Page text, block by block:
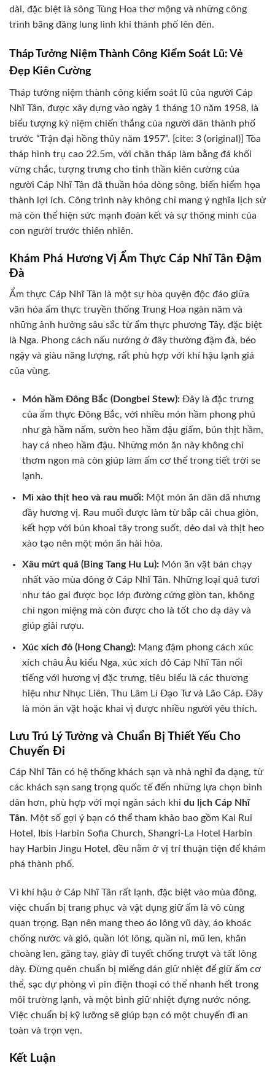
dài, đặc biệt là sông Tùng Hoa thơ mộng và những công
trình băng đăng lung linh khi thành phố lên đèn.
Tháp Tưởng Niệm Thành Công Kiểm Soát Lũ: Vẻ
Đẹp Kiên Cường
Tháp tưởng niệm thành công kiểm soát lũ của người Cáp
Nhĩ Tân, được xây dựng vào ngày 1 tháng 10 năm 1958, là
biểu tượng kỷ niệm chiến thắng của người dân thành phố
trước “Trận đại hồng thủy năm 1957”. [cite: 3 (original)] Tòa
tháp hình trụ cao 22.5m, với chân tháp làm bằng đá khối
vững chắc, tượng trưng cho tinh thần kiên cường của
người Cáp Nhĩ Tân đã thuần hóa dòng sông, biến hiểm họa
thành lợi ích. Công trình này không chỉ mang ý nghĩa lịch sử
mà còn thể hiện sức mạnh đoàn kết và sự thông minh của
con người trước thiên nhiên.
Khám Phá Hương Vị Ẩm Thực Cáp Nhĩ Tân Đậm
Đà
Ẩm thực Cáp Nhĩ Tân là một sự hòa quyện độc đáo giữa
văn hóa ẩm thực truyền thống Trung Hoa ngàn năm và
những ảnh hưởng sâu sắc từ ẩm thực phương Tây, đặc biệt
là Nga. Phong cách nấu nướng ở đây thường đậm đà, béo
ngậy và giàu năng lượng, rất phù hợp với khí hậu lạnh giá
của vùng.
Món hầm Đông Bắc (Dongbei Stew):Đây là đặc trưng
của ẩm thực Đông Bắc, với nhiều món hầm phong phú
như gà hầm nấm, sườn heo hầm đậu giấm, bún thịt hầm,
hay cá nheo hầm đậu. Những món ăn này không chỉ
thơm ngon mà còn giúp làm ấm cơ thể trong tiết trời se
lạnh.
Mì xào thịt heo và rau muối:Một món ăn dân dã nhưng
đầy hương vị. Rau muối được làm từ bắp cải chua giòn,
kết hợp với bún khoai tây trong suốt, dẻo dai và thịt heo
xào tạo nên một món ăn hài hòa.
Xâu mứt quả (Bing Tang Hu Lu):Món ăn vặt bán chạy
nhất vào mùa đông ở Cáp Nhĩ Tân. Những loại quả tươi
như táo gai được bọc lớp đường cứng giòn tan, không
chỉ ngon miệng mà còn được cho là tốt cho dạ dày và
giúp giải rượu.
Xúc xích đỏ (Hong Chang):Mang đậm phong cách xúc
xích châu Âu kiểu Nga, xúc xích đỏ Cáp Nhĩ Tân nổi
tiếng với hương vị đặc trưng, tiêu biểu là các thương
hiệu như Nhục Liên, Thu Lâm Lí Đạo Tư và Lão Cáp. Đây
là món ăn vặt hoặc khai vị được nhiều người yêu thích.
Lưu Trú Lý Tưởng và Chuẩn Bị Thiết Yếu Cho
Chuyến Đi
Cáp Nhĩ Tân có hệ thống khách sạn và nhà nghỉ đa dạng, từ
các khách sạn sang trọng quốc tế đến những lựa chọn bình
dân hơn, phù hợp với mọi ngân sách khi du lịch Cáp Nhĩ
Tân. Một số gợi ý bạn có thể tham khảo bao gồm Kai Rui
Hotel, Ibis Harbin Sofia Church, Shangri-La Hotel Harbin
hay Harbin Jingu Hotel, đều nằm ở vị trí thuận tiện để khám
phá thành phố.
Vì khí hậu ở Cáp Nhĩ Tân rất lạnh, đặc biệt vào mùa đông,
việc chuẩn bị trang phục và vật dụng giữ ấm là vô cùng
quan trọng. Bạn nên mang theo áo lông vũ dày, áo khoác
chống nước và gió, quần lót lông, quần nỉ, mũ len, khăn
choàng len, găng tay, giày đi tuyết chống trượt và tất lông
dày. Đừng quên chuẩn bị miếng dán giữ nhiệt để giữ ấm cơ
thể, sạc dự phòng vì pin điện thoại có thể nhanh hết trong
môi trường lạnh, và một bình giữ nhiệt đựng nước nóng.
Việc chuẩn bị kỹ lưỡng sẽ giúp bạn có một chuyến đi an
toàn và trọn vẹn.
Kết Luận